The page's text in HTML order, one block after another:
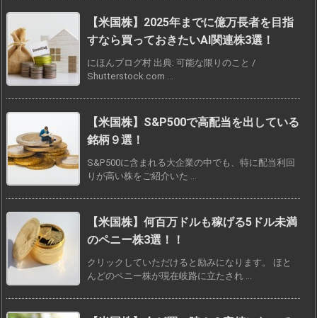
【米国株】2025年までに億万長者を目指
すなら買っておきたいAI関連株3選！
にほんブログ村 出典: 可能な限りのこと /
Shutterstock.com ...
【米国株】S&P500で高配当を出している
銘柄９選！
S&P500に含まれる大企業の中でも、特に配当利回
りが高い株をご紹介いた ...
【米国株】何百万ドルも稼げる5ドル未満
のペニー株3選！！
クリックしていただけると励みになります。 ほと
んどのペニー株が現在岐路に立たされ ...